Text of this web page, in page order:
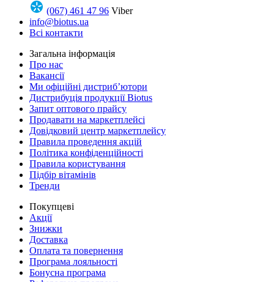
(067) 461 47 96 Viber
info@biotus.ua
Всі контакти
Загальна інформація
Про нас
Вакансії
Ми офіційні дистриб’ютори
Дистрибуція продукції Biotus
Запит оптового прайсу
Продавати на маркетплейсі
Довідковий центр маркетплейсу
Правила проведення акцій
Політика конфіденційності
Правила користування
Підбір вітамінів
Тренди
Покупцеві
Акції
Знижки
Доставка
Оплата та повернення
Програма лояльності
Бонусна програма